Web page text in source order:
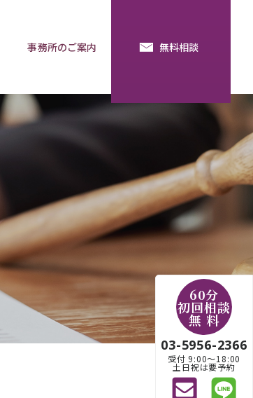
預金の使い込み
相談用語集
事務所のご案内 無料相談
60分
初回相談
無 料
03-5956-2366
受付 9:00〜18:00
土日祝は要予約